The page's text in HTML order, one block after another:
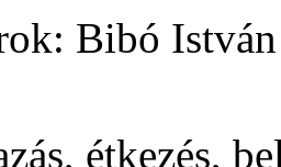
Bibó
étkezés,